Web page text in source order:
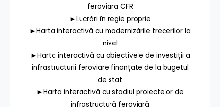
feroviara CFR
►Lucrări în regie proprie
►Harta interactivă cu modernizările trecerilor la
nivel
►Harta interactivă cu obiectivele de investiții a
infrastructurii feroviare finanțate de la bugetul
de stat
►Harta interactivă cu stadiul proiectelor de
infrastructură feroviară